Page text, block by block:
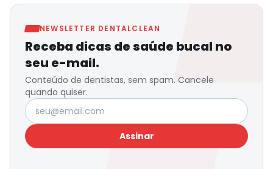
NEWSLETTER DENTALCLEAN
Receba dicas de saúde bucal no
seu e-mail.
Conteúdo de dentistas, sem spam. Cancele
quando quiser.
Seu e-mail
Assinar